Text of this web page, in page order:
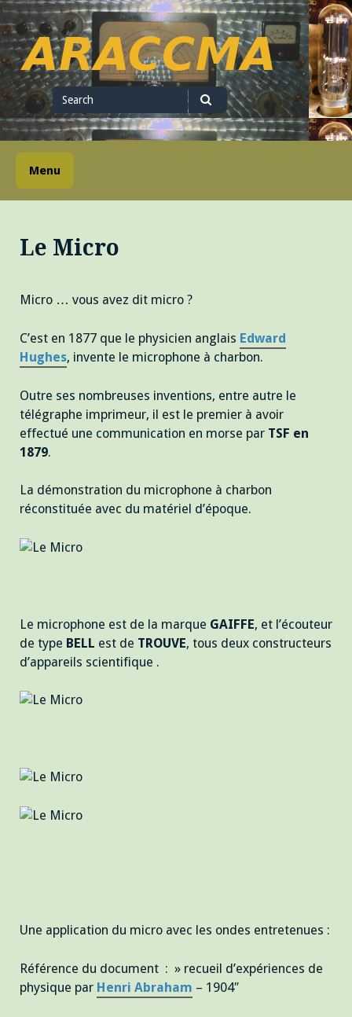
Skip
to
content
ARACCMA
Search
for
Search
Menu
Le Micro
Micro … vous avez dit micro ?
C’est en 1877 que le physicien anglais Edward
Hughes, invente le microphone à charbon.
Outre ses nombreuses inventions, entre autre le
télégraphe imprimeur, il est le premier à avoir
effectué une communication en morse par TSF en
1879.
La démonstration du microphone à charbon
réconstituée avec du matériel d’époque.
Le microphone est de la marque GAIFFE, et l’écouteur
de type BELL est de TROUVE, tous deux constructeurs
d’appareils scientifique .
Une application du micro avec les ondes entretenues :
Référence du document : » recueil d’expériences de
physique par Henri Abraham – 1904″